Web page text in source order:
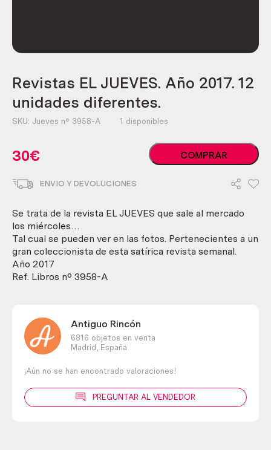
Revistas EL JUEVES. Año 2017. 12
unidades diferentes.
SKU: Jueves nº 3958-A 1 disponibles
30€
Revistas
EL
12
diferentes.
cantidad
COMPRAR
ENVIO Y DEVOLUCIONES
Se trata de la revista EL JUEVES que sale al mercado
los miércoles…
Tal cual se pueden ver en las fotos. Pertenecientes a un
gran coleccionista de esta satírica revista semanal.
Año 2017
Ref. Libros nº 3958-A
Antiguo Rincón
6816 objetos en venta
Madrid,
España
¡Aún no se han encontrado valoraciones!
PREGUNTAR AL VENDEDOR